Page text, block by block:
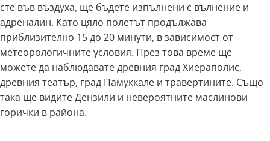
сте във въздуха, ще бъдете изпълнени с вълнение и
адреналин. Като цяло полетът продължава
приблизително 15 до 20 минути, в зависимост от
метеорологичните условия. През това време ще
можете да наблюдавате древния град Хиераполис,
древния театър, град Памуккале и травертините. Също
така ще видите Дензили и невероятните маслинови
горички в района.